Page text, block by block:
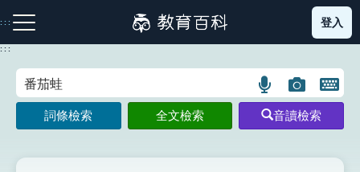
到
主
:::
注音索引圖示 筆畫索引圖示 部首索引表圖示
登入
:::
語
言
搜
圖
片
搜
開
鍵
圖
詞條檢索 全文檢索 音讀檢索